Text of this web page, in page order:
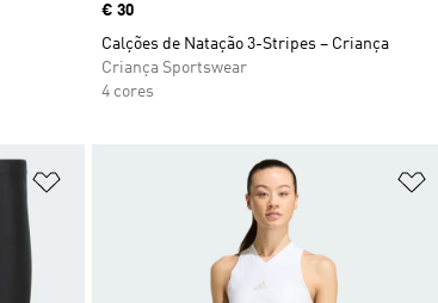
Price
€ 30
Calções de Natação 3-Stripes – Criança
Criança Sportswear
4 cores
Adicionar à Lista de Desejos